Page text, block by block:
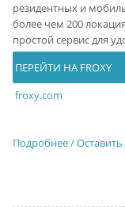
резидентных и
более чем 200
простой сервис для
ПЕРЕЙТИ НА FROXY
froxy.com
Подробнее /